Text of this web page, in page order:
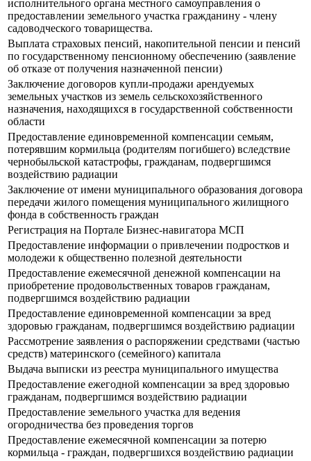
исполнительного органа местного самоуправления о
предоставлении земельного участка гражданину - члену
садоводческого товарищества.
Выплата страховых пенсий, накопительной пенсии и пенсий
по государственному пенсионному обеспечению (заявление
об отказе от получения назначенной пенсии)
Заключение договоров купли-продажи арендуемых
земельных участков из земель сельскохозяйственного
назначения, находящихся в государственной собственности
области
Предоставление единовременной компенсации семьям,
потерявшим кормильца (родителям погибшего) вследствие
чернобыльской катастрофы, гражданам, подвергшимся
воздействию радиации
Заключение от имени муниципального образования договора
передачи жилого помещения муниципального жилищного
фонда в собственность граждан
Регистрация на Портале Бизнес-навигатора МСП
Предоставление информации о привлечении подростков и
молодежи к общественно полезной деятельности
Предоставление ежемесячной денежной компенсации на
приобретение продовольственных товаров гражданам,
подвергшимся воздействию радиации
Предоставление единовременной компенсации за вред
здоровью гражданам, подвергшимся воздействию радиации
Рассмотрение заявления о распоряжении средствами (частью
средств) материнского (семейного) капитала
Выдача выписки из реестра муниципального имущества
Предоставление ежегодной компенсации за вред здоровью
гражданам, подвергшимся воздействию радиации
Предоставление земельного участка для ведения
огородничества без проведения торгов
Предоставление ежемесячной компенсации за потерю
кормильца - граждан, подвергшихся воздействию радиации